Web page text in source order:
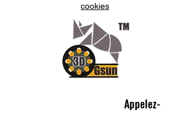
cookies
Appelez-